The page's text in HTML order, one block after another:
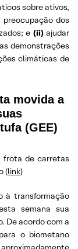
sobre ativos,
dos
e (ii)ajudar
demonstrações
climáticas de
movida a
(GEE)
frota de carretas
(link)
à transformação
semana sua
De acordo com a
o biometano